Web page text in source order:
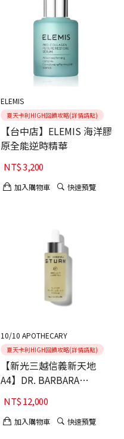
ELEMIS
夏天卡利HIGH回饋攻略(詳情請點)
【台中店】ELEMIS 海洋膠
原全能逆時精華
NT$3,200
加入購物車 快速預覽
10/10 APOTHECARY
夏天卡利HIGH回饋攻略(詳情請點)
【新光三越信義新天地
A4】DR. BARBARA
STURM極緻抗老修護精華
NT$12,000
加入購物車 快速預覽